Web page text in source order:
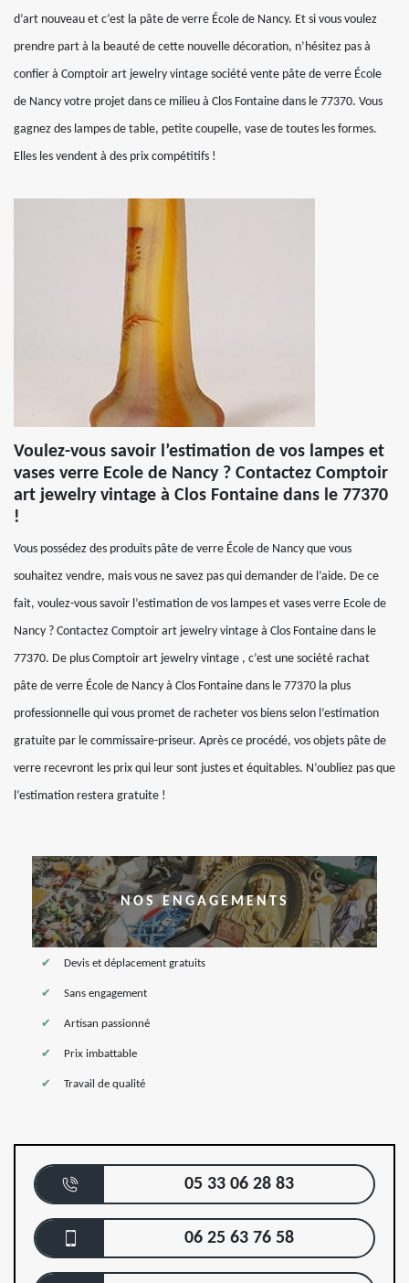
d’art nouveau et c’est la pâte de verre École de Nancy. Et si vous voulez
prendre part à la beauté de cette nouvelle décoration, n’hésitez pas à
confier à Comptoir art jewelry vintage société vente pâte de verre École
de Nancy votre projet dans ce milieu à Clos Fontaine dans le 77370. Vous
gagnez des lampes de table, petite coupelle, vase de toutes les formes.
Elles les vendent à des prix compétitifs !
Voulez-vous savoir l’estimation de vos lampes et
vases verre Ecole de Nancy ? Contactez Comptoir
art jewelry vintage à Clos Fontaine dans le 77370
!
Vous possédez des produits pâte de verre École de Nancy que vous
souhaitez vendre, mais vous ne savez pas qui demander de l’aide. De ce
fait, voulez-vous savoir l’estimation de vos lampes et vases verre Ecole de
Nancy ? Contactez Comptoir art jewelry vintage à Clos Fontaine dans le
77370. De plus Comptoir art jewelry vintage , c’est une société rachat
pâte de verre École de Nancy à Clos Fontaine dans le 77370 la plus
professionnelle qui vous promet de racheter vos biens selon l’estimation
gratuite par le commissaire-priseur. Après ce procédé, vos objets pâte de
verre recevront les prix qui leur sont justes et équitables. N’oubliez pas que
l’estimation restera gratuite !
NOS ENGAGEMENTS
Devis et déplacement gratuits
Sans engagement
Artisan passionné
Prix imbattable
Travail de qualité
05 33 06 28 83
06 25 63 76 58